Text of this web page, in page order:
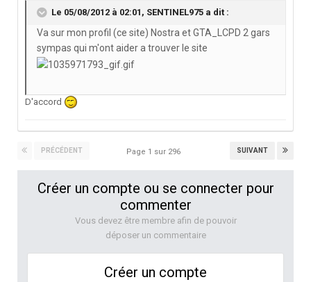
Le 05/08/2012 à 02:01, SENTINEL975 a dit :
Va sur mon profil (ce site) Nostra et GTA_LCPD 2 gars
sympas qui m'ont aider a trouver le site
D'accord
PRÉCÉDENT SUIVANT
Page 1 sur 296
Créer un compte ou se connecter pour
commenter
Vous devez être membre afin de pouvoir
déposer un commentaire
Créer un compte